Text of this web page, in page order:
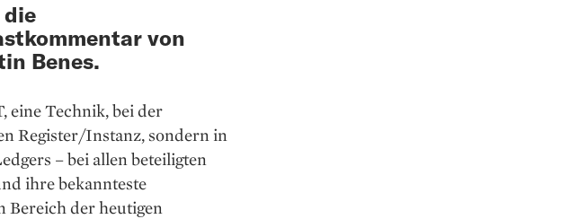
von
Benes.
eine Technik, bei der
Register/Instanz, sondern in
– bei allen beteiligten
ihre bekannteste
Bereich der heutigen